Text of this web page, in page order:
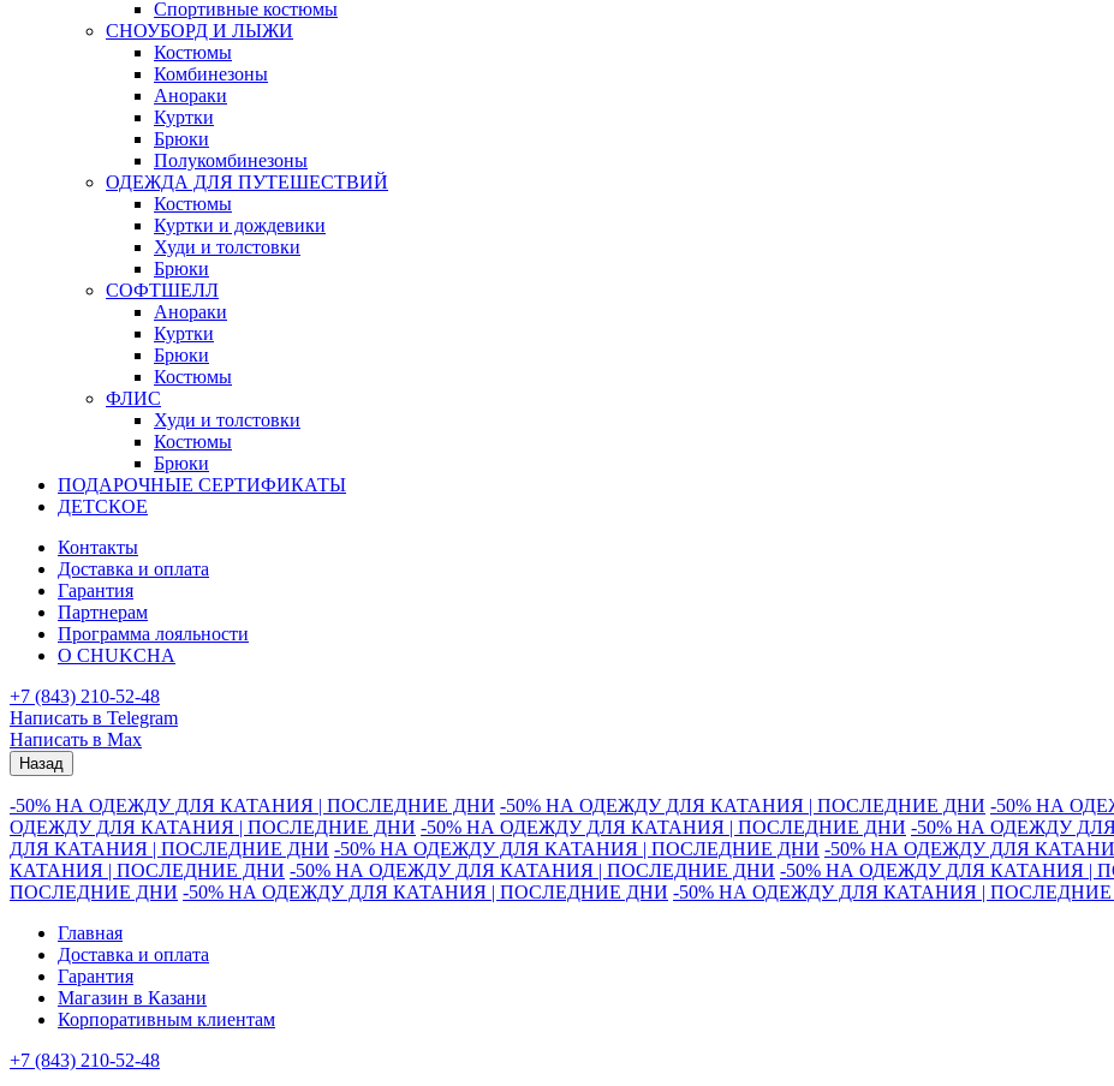
Спортивные костюмы
СНОУБОРД И ЛЫЖИ
Костюмы
Комбинезоны
Анораки
Куртки
Брюки
Полукомбинезоны
ОДЕЖДА ДЛЯ ПУТЕШЕСТВИЙ
Костюмы
Куртки и дождевики
Худи и толстовки
Брюки
СОФТШЕЛЛ
Анораки
Куртки
Брюки
Костюмы
ФЛИС
Худи и толстовки
Костюмы
Брюки
ПОДАРОЧНЫЕ СЕРТИФИКАТЫ
ДЕТСКОЕ
Контакты
Доставка и оплата
Гарантия
Партнерам
Программа лояльности
О CHUKCHA
+7 (843) 210-52-48
Написать в Telegram
Написать в Max
Назад
-50% НА ОДЕЖДУ ДЛЯ КАТАНИЯ | ПОСЛЕДНИЕ ДНИ -50% НА ОДЕЖДУ ДЛЯ КАТАНИЯ | ПОСЛЕДНИЕ ДНИ -50% НА
ОДЕЖДУ ДЛЯ КАТАНИЯ | ПОСЛЕДНИЕ ДНИ -50% НА ОДЕЖДУ ДЛЯ КАТАНИЯ | ПОСЛЕДНИЕ ДНИ -50% НА ОДЕЖДУ
ДЛЯ КАТАНИЯ | ПОСЛЕДНИЕ ДНИ -50% НА ОДЕЖДУ ДЛЯ КАТАНИЯ | ПОСЛЕДНИЕ ДНИ -50% НА ОДЕЖДУ ДЛЯ
КАТАНИЯ | ПОСЛЕДНИЕ ДНИ -50% НА ОДЕЖДУ ДЛЯ КАТАНИЯ | ПОСЛЕДНИЕ ДНИ -50% НА ОДЕЖДУ ДЛЯ КАТАНИЯ |
ПОСЛЕДНИЕ ДНИ -50% НА ОДЕЖДУ ДЛЯ КАТАНИЯ | ПОСЛЕДНИЕ ДНИ -50% НА ОДЕЖДУ ДЛЯ КАТАНИЯ |
Главная
Доставка и оплата
Гарантия
Магазин в Казани
Корпоративным клиентам
+7 (843) 210-52-48